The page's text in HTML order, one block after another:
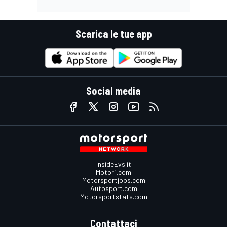
Scarica le tue app
Social media
InsideEvs.it
Motor1.com
Motorsportjobs.com
Autosport.com
Motorsportstats.com
Contattaci